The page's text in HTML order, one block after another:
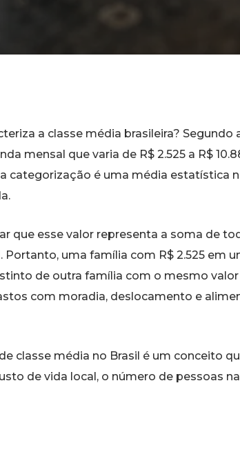
a classe média brasileira? Segundo
mensal que varia de R$ 2.525 a R$
categorização é uma média estatística
que esse valor representa a soma de
Portanto, uma família com R$ 2.525 em
de outra família com o mesmo
com moradia, deslocamento e
classe média no Brasil é um conceito
de vida local, o número de pessoas